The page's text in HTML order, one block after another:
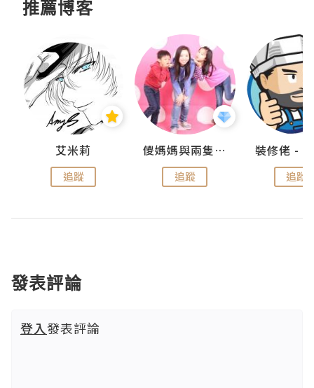
推薦博客
艾米莉
追蹤
儍媽媽與兩隻小魔怪之家
追蹤 追蹤
發表評論
登入發表評論